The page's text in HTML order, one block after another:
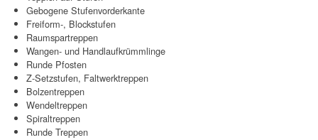
Gebogene Stufenvorderkante
Freiform-, Blockstufen
Raumspartreppen
Wangen- und Handlaufkrümmlinge
Runde Pfosten
Z-Setzstufen, Faltwerktreppen
Bolzentreppen
Wendeltreppen
Spiraltreppen
Runde Treppen